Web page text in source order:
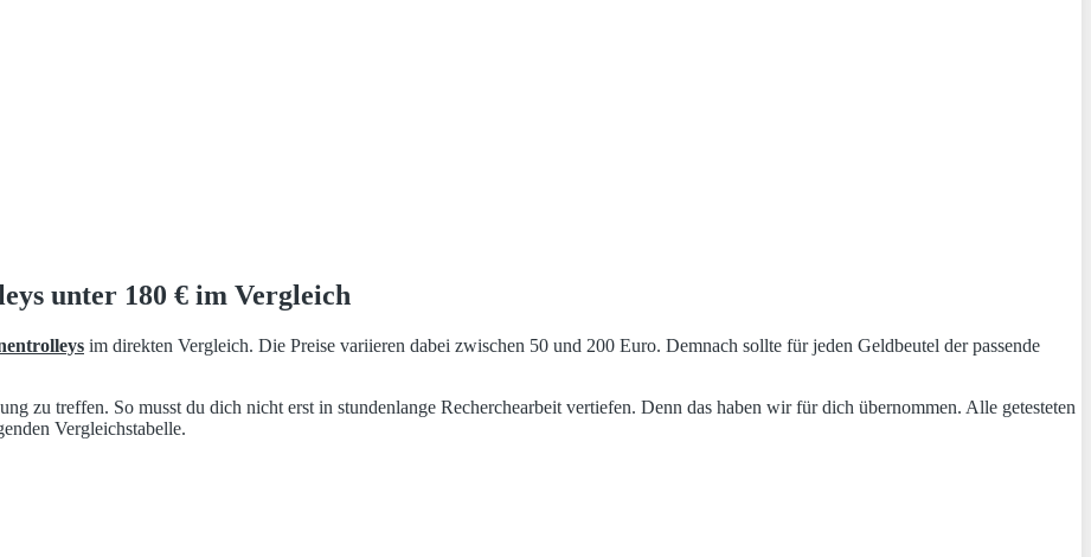
unter 180 € im Vergleich
im direkten Vergleich. Die Preise variieren dabei zwischen 50 und 200 Euro. Demnach sollte für jeden Geldbeutel der passende
zu treffen. So musst du dich nicht erst in stundenlange Recherchearbeit vertiefen. Denn das haben wir für dich übernommen. Alle getesteten
Vergleichstabelle.